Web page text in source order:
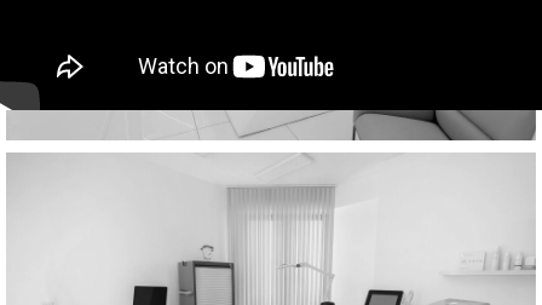
New formula:
Antibacterial Kerrock+